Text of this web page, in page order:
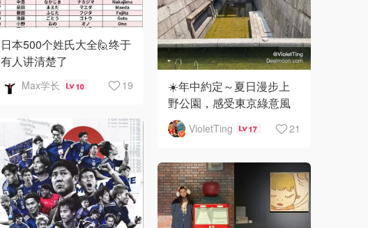
日本500个姓氏大全🙋终于
有人讲清楚了
Max学长 10 19
☀️年中約定～夏日漫步上
野公園，感受東京綠意風
景
VioletTing 17 21